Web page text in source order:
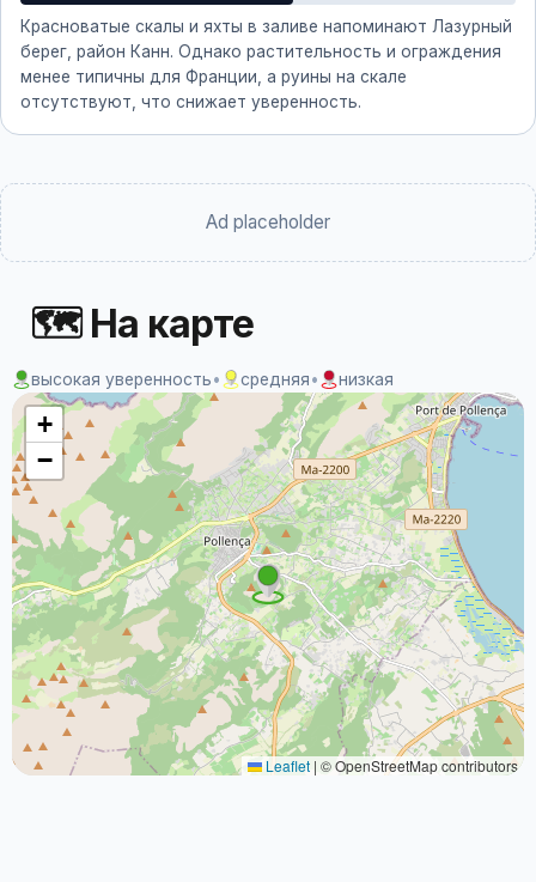
Красноватые скалы и яхты в заливе напоминают Лазурный
берег, район Канн. Однако растительность и ограждения
менее типичны для Франции, а руины на скале
отсутствуют, что снижает уверенность.
Ad placeholder
🗺 На карте
высокая уверенность• средняя• низкая
+
−
Leaflet | © OpenStreetMap contributors